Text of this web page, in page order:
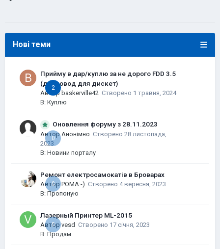
Нові теми
2
Прийму в дар/куплю за не дорого FDD 3.5
(дисковод для дискет)
Автор baskerville42 Створено 1 травня, 2024
В: Куплю
0
Оновлення форуму з 28.11.2023
Автор Анонімно Створено 28 листопада,
2023
В: Новини порталу
0
Ремонт електросамокатів в Броварах
АвторPOMA:-) Створено 4 вересня, 2023
В: Пропоную
0
Лазерный Принтер ML-2015
Авторvesd Створено 17 січня, 2023
В: Продам